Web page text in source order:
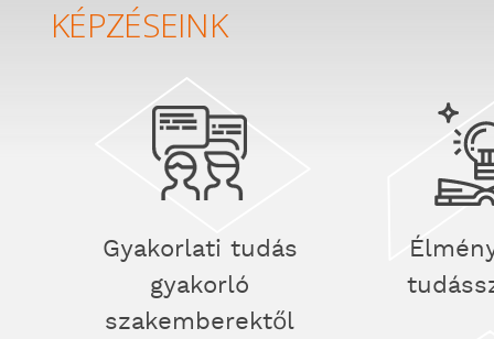
KÉPZÉSEINK
Gyakorlati tudás
gyakorló
szakemberektől